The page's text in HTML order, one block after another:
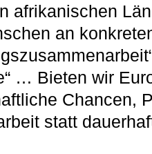
afrikanischen
an
… Bieten wir
Chancen,
statt